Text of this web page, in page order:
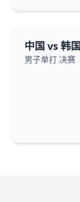
中国 vs 韩国
男子单打 决赛